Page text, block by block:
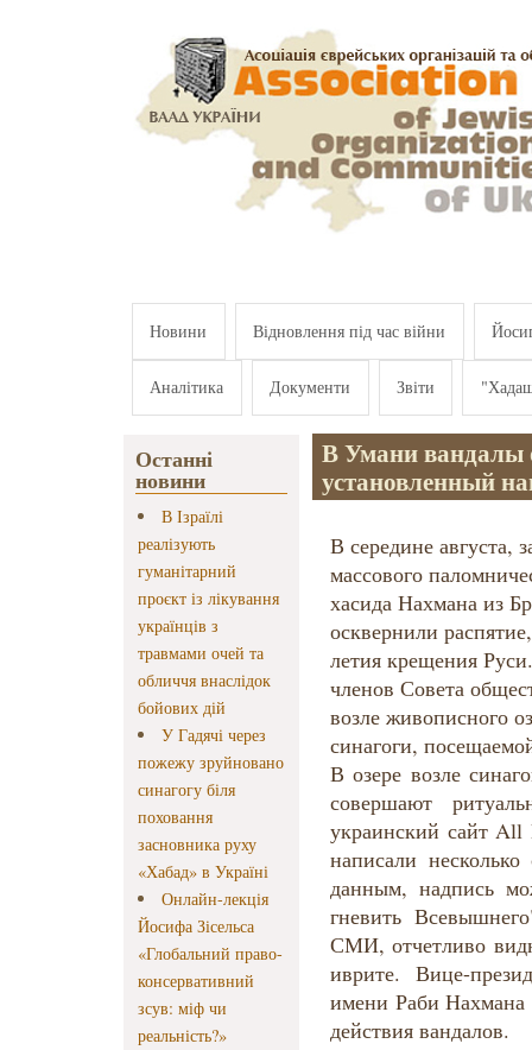
Новини Відновлення під час війни
Аналітика Документи Звіти
Останні
новини
В Ізраїлі
реалізують
гуманітарний
проєкт із лікування
українців з
травмами очей та
обличчя внаслідок
бойових дій
У Гадячі через
пожежу зруйновано
синагогу біля
поховання
засновника руху
«Хабад» в Україні
Онлайн-лекція
Йосифа Зісельса
«Глобальний право-
консервативний
зсув: міф чи
реальність?»
В Умани вандалы
установленный
В середине августа,
массового
хасида Нахмана из
осквернили
летия крещения
членов Совета
возле живописного
синагоги,
В озере возле
совершают
украинский сайт All
написали
данным, надпись
гневить
СМИ, отчетливо
иврите. Вице-
имени Раби
действия вандалов.